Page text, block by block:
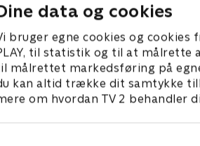
data og cookies
bruger egne cookies og cookies
til statistik og til at målrette
målrettet markedsføring på
kan altid trække dit samtykke
om hvordan TV 2 behandler
Feltet